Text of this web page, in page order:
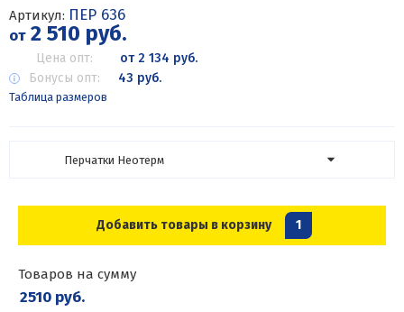
Артикул: ПЕР 636
от2 510 руб.
Цена опт:
от 2 134 руб.
Бонусы опт:
43 руб.
Таблица размеров
Перчатки Неотерм
Добавить товары в корзину 1
Товаров на сумму
2510 руб.